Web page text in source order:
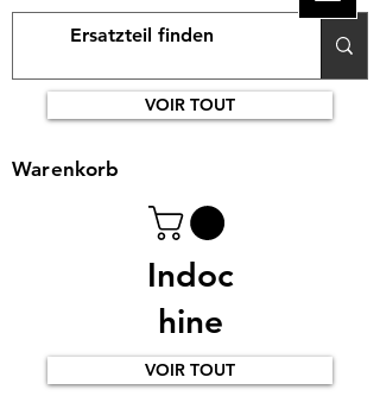
VOIR TOUT
Indoc
hine
Warenkorb
VOIR TOUT